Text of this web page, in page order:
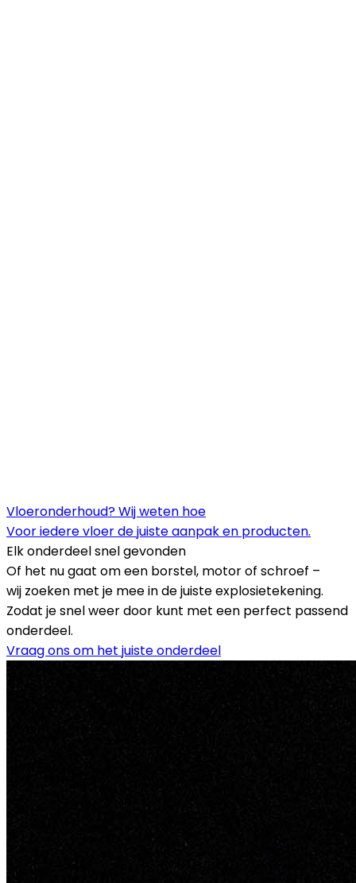
Vloeronderhoud? Wij weten hoe
Voor iedere vloer de juiste aanpak en producten.
Elk onderdeel snel gevonden
Of het nu gaat om een borstel, motor of schroef –
wij zoeken met je mee in de juiste explosietekening.
Zodat je snel weer door kunt met een perfect passend
onderdeel.
Vraag ons om het juiste onderdeel